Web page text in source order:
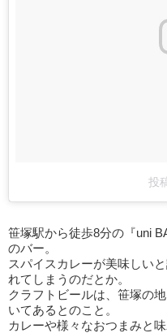
投
笹塚駅から徒歩8分の『uni
のバー。
スパイスカレーが美味しい
れてしまうのだとか。
クラフトビールは、笹塚の
いてあるとのこと。
カレーや様々なおつまみと